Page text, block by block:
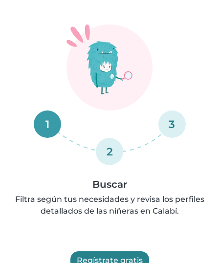
1
2
3
Buscar
Filtra según tus necesidades y revisa los perfiles
detallados de las niñeras en Calabí.
Regístrate gratis